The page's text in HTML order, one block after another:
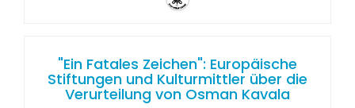
"Ein Fatales Zeichen": Europäische
Stiftungen und Kulturmittler über die
Verurteilung von Osman Kavala